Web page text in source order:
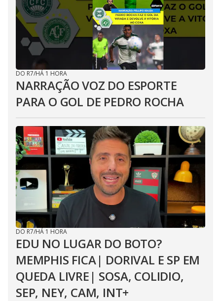
DO R7/HÁ 1 HORA
NARRAÇÃO VOZ DO ESPORTE
PARA O GOL DE PEDRO ROCHA
DO R7/HÁ 1 HORA
EDU NO LUGAR DO BOTO?
MEMPHIS FICA| DORIVAL E SP EM
QUEDA LIVRE| SOSA, COLIDIO,
SEP, NEY, CAM, INT+